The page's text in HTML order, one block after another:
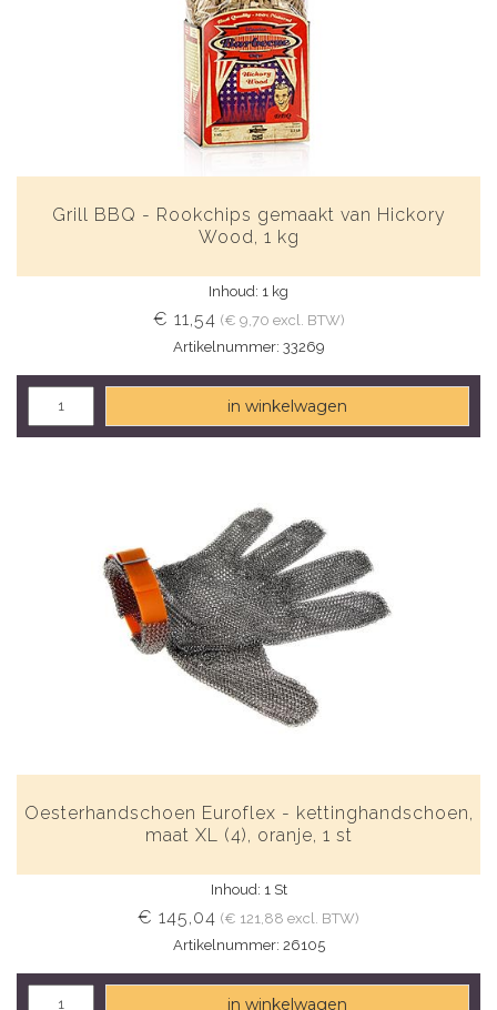
Grill BBQ - Rookchips gemaakt van Hickory
Wood, 1 kg
Inhoud: 1 kg
€ 11,54 (€ 9,70 excl. BTW)
Artikelnummer: 33269
in winkelwagen
Oesterhandschoen Euroflex - kettinghandschoen,
maat XL (4), oranje, 1 st
Inhoud: 1 St
€ 145,04 (€ 121,88 excl. BTW)
Artikelnummer: 26105
in winkelwagen